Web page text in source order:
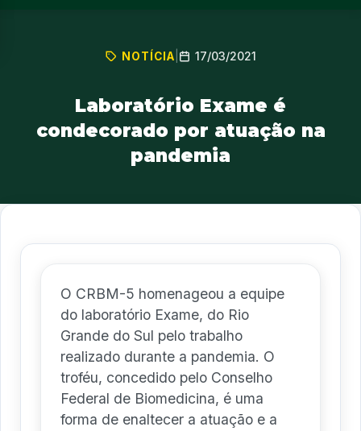
NOTÍCIA 17/03/2021
Laboratório Exame é
condecorado por atuação na
pandemia
O CRBM-5 homenageou a equipe
do laboratório Exame, do Rio
Grande do Sul pelo trabalho
realizado durante a pandemia. O
troféu, concedido pelo Conselho
Federal de Biomedicina, é uma
forma de enaltecer a atuação e a